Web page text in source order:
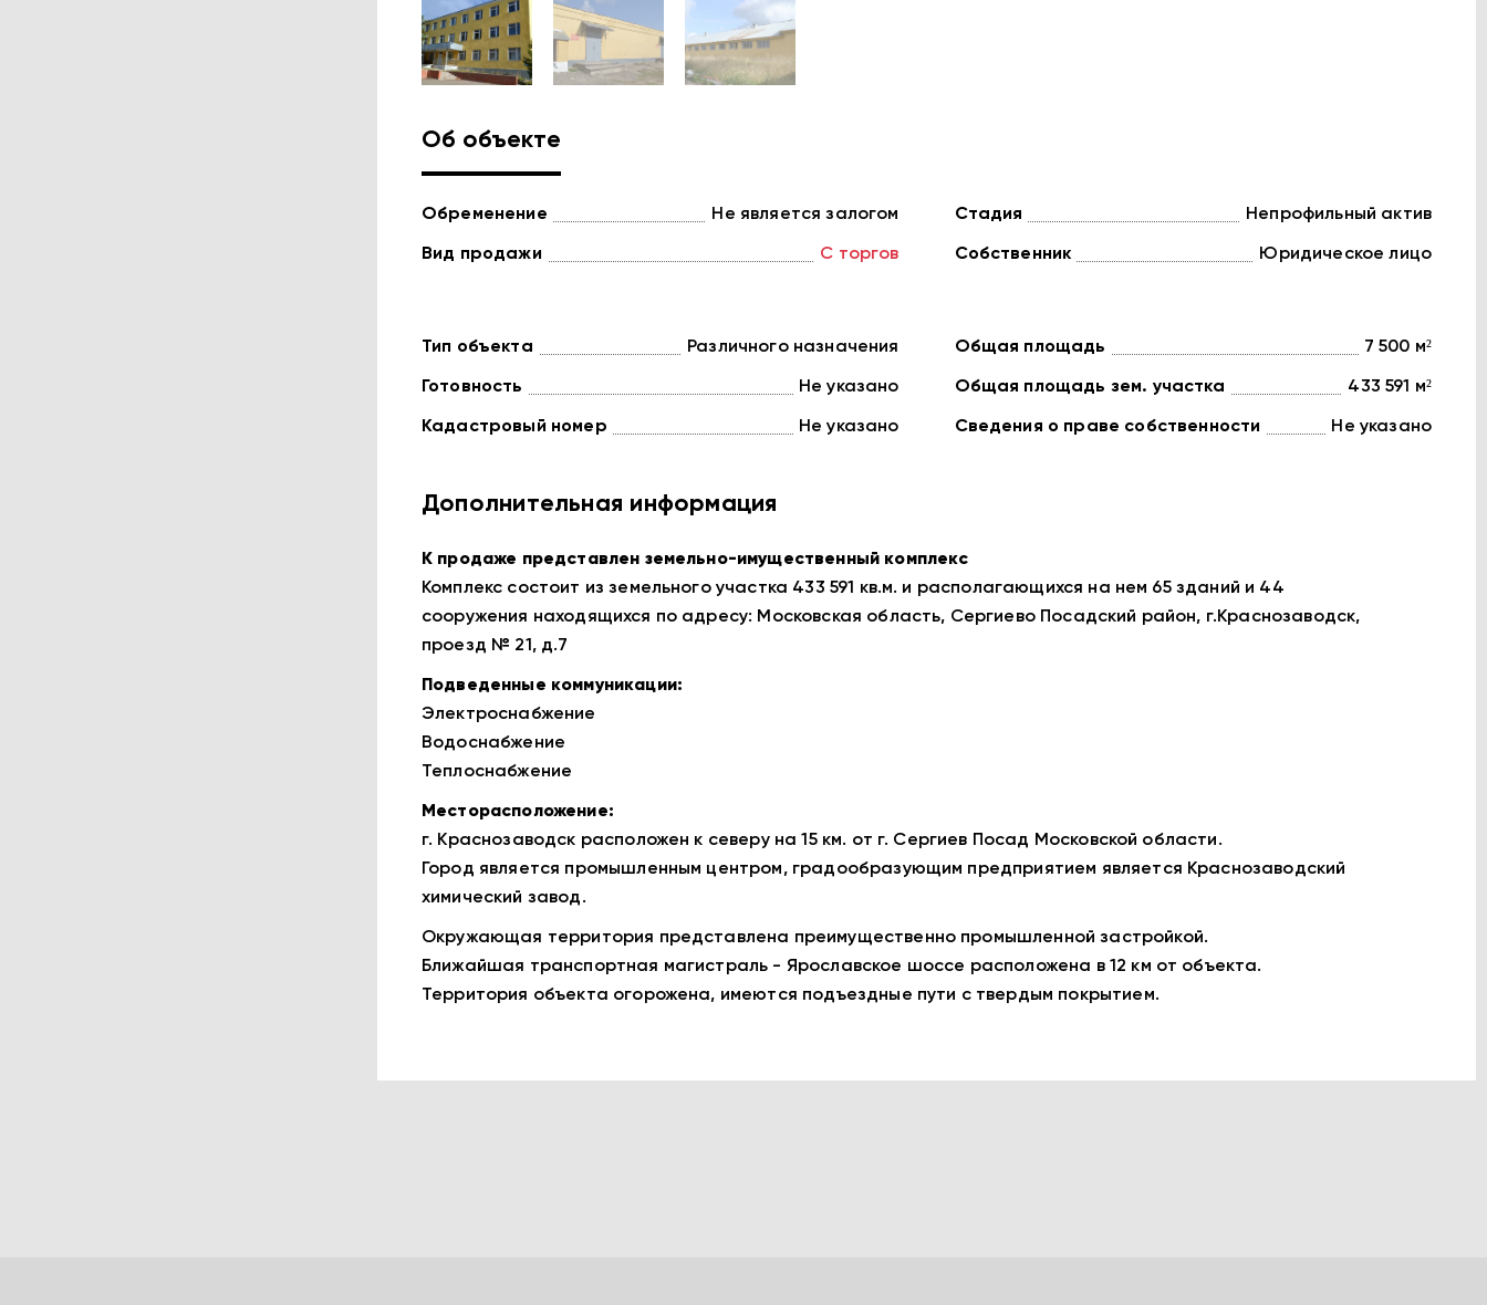
Об объекте
Обременение Не является залогом
Вид продажи С торгов
Стадия Непрофильный актив
Собственник Юридическое лицо
Тип объекта Различного назначения
Готовность Не указано
Кадастровый номер Не указано
Общая площадь 7 500 м²
Общая площадь зем. участка 433 591 м²
Сведения о праве собственности Не указано
Дополнительная информация
К продаже представлен земельно-имущественный комплекс
Комплекс состоит из земельного участка 433 591 кв.м. и располагающихся на нем 65 зданий и 44
сооружения находящихся по адресу: Московская область, Сергиево Посадский район, г.Краснозаводск,
проезд № 21, д.7
Подведенные коммуникации:
Электроснабжение
Водоснабжение
Теплоснабжение
Месторасположение:
г. Краснозаводск расположен к северу на 15 км. от г. Сергиев Посад Московской области.
Город является промышленным центром, градообразующим предприятием является Краснозаводский
химический завод.
Окружающая территория представлена преимущественно промышленной застройкой.
Ближайшая транспортная магистраль - Ярославское шоссе расположена в 12 км от объекта.
Территория объекта огорожена, имеются подъездные пути с твердым покрытием.